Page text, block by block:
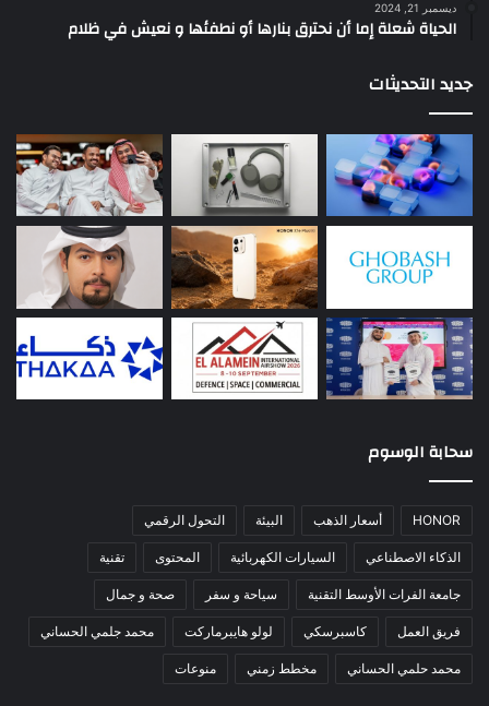
ديسمبر 21, 2024
الحياة شعلة إما أن نحترق بنارها أو نطفئها و نعيش في ظلام
جديد التحديثات
سحابة الوسوم
HONOR أسعار الذهب البيئة التحول الرقمي
الذكاء الاصطناعي السيارات الكهربائية المحتوى تقنية
جامعة الفرات الأوسط التقنية سياحة و سفر صحة و جمال
فريق العمل كاسبرسكي لولو هايبرماركت محمد جلمي الحساني
محمد حلمي الحساني مخطط زمني منوعات